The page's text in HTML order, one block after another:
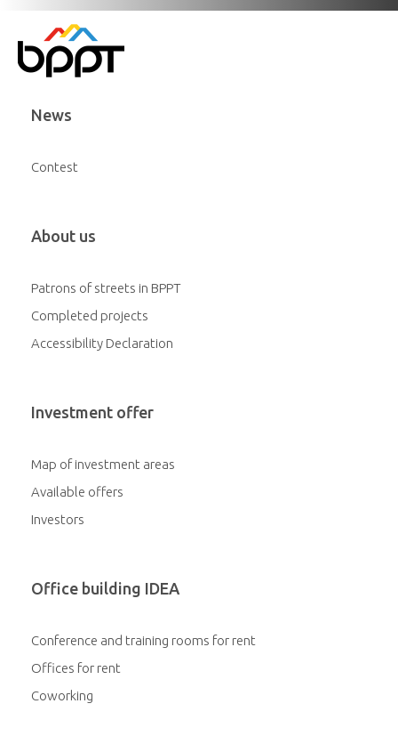
News
Contest
About us
Patrons of streets in BPPT
Completed projects
Accessibility Declaration
Investment offer
Map of investment areas
Available offers
Investors
Office building IDEA
Conference and training rooms for rent
Offices for rent
Coworking